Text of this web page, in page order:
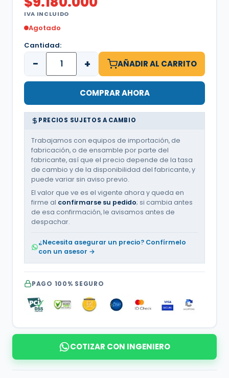
IVA INCLUIDO
Agotado
Cantidad:
− + AÑADIR AL CARRITO
COMPRAR AHORA
PRECIOS SUJETOS A CAMBIO
Trabajamos con equipos de importación, de
fabricación, o de ensamble por parte del
fabricante, así que el precio depende de la tasa
de cambio y de la disponibilidad del fabricante, y
puede variar sin aviso previo.
El valor que ve es el vigente ahora y queda en
firme al confirmarse su pedido; si cambia antes
de esa confirmación, le avisamos antes de
despachar.
¿Necesita asegurar un precio? Confírmelo
con un asesor →
PAGO 100% SEGURO
COTIZAR CON INGENIERO